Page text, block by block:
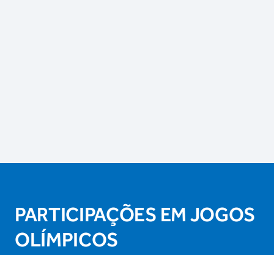
PARTICIPAÇÕES EM JOGOS
OLÍMPICOS